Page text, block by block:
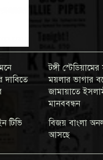
দাবিতে
টিভি
টঙ্গী
ময়লার ভাগার
জামায়াতে
মানববন্ধন
বিজয় বাংলা
আসছে